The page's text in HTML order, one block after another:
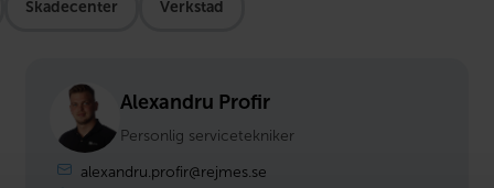
Skadecenter Verkstad
Alexandru Profir
Personlig servicetekniker
alexandru.profir@rejmes.se